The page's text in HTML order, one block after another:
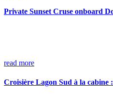
Private Sunset Cruse onboard
read more
Croisière Lagon Sud à la cabine